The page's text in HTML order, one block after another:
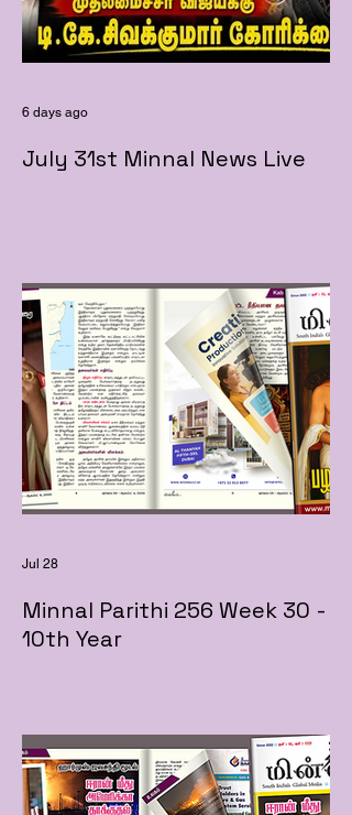
July 31st Minnal News Live
6 days ago
Minnal Parithi 256 Week 30 -
10th Year
Jul 28